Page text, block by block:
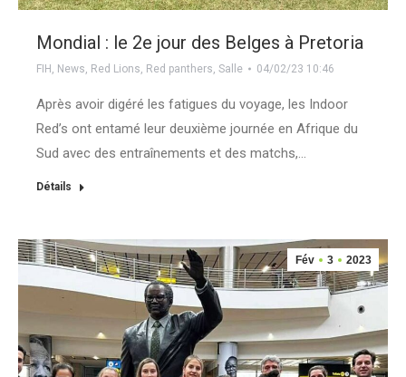
Mondial : le 2e jour des Belges à Pretoria
FIH , News, Red Lions, Red panthers, Salle 04/02/23 10:46
Après avoir digéré les fatigues du voyage, les Indoor
Red’s ont entamé leur deuxième journée en Afrique du
Sud avec des entraînements et des matchs,…
Détails
Fév 3 2023